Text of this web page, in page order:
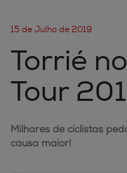
15 de Julho de 2019
Torrié
Tour
Milhares de ciclistas
causa maior!